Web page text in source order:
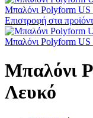
Μπαλόνι Polyform
Επιστροφή στα
Μπαλόνι Polyform
Μπαλόνι
Λευκό